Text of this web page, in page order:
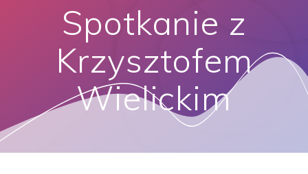
Spotkanie z
Krzysztofem
Wielickim